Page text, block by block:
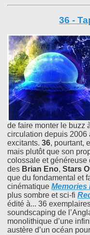
36 -
de faire monter le buzz
circulation depuis 2006
excitants. 36, pourtant,
mais plutôt que son
colossale et généreuse
des Brian Eno, Stars
que du fondamental et
cinématique Memories
plus sombre et sci-fi
édité à... 36
soundscaping de
monolithique d’une
austère d’un océan